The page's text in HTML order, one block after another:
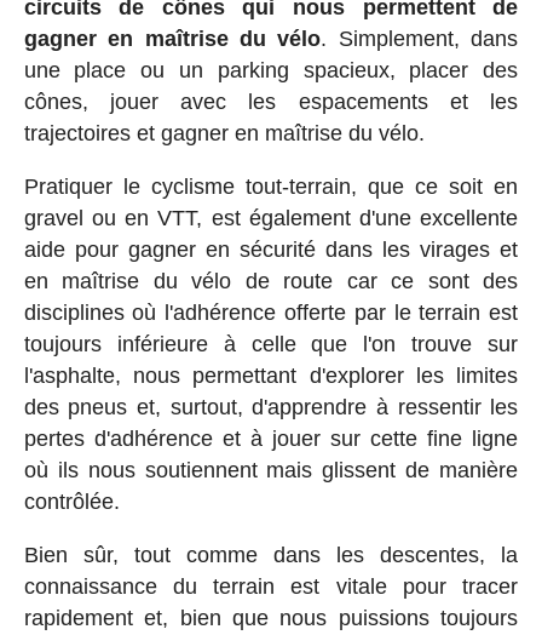
circuits de cônes qui nous permettent de
gagner en maîtrise du vélo. Simplement, dans
une place ou un parking spacieux, placer des
cônes, jouer avec les espacements et les
trajectoires et gagner en maîtrise du vélo.
Pratiquer le cyclisme tout-terrain, que ce soit en
gravel ou en VTT, est également d'une excellente
aide pour gagner en sécurité dans les virages et
en maîtrise du vélo de route car ce sont des
disciplines où l'adhérence offerte par le terrain est
toujours inférieure à celle que l'on trouve sur
l'asphalte, nous permettant d'explorer les limites
des pneus et, surtout, d'apprendre à ressentir les
pertes d'adhérence et à jouer sur cette fine ligne
où ils nous soutiennent mais glissent de manière
contrôlée.
Bien sûr, tout comme dans les descentes, la
connaissance du terrain est vitale pour tracer
rapidement et, bien que nous puissions toujours